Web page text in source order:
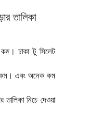
তালিকা
কম। ঢাকা টু সিলেট
কম। এবং অনেক কম
নিচে দেওয়া